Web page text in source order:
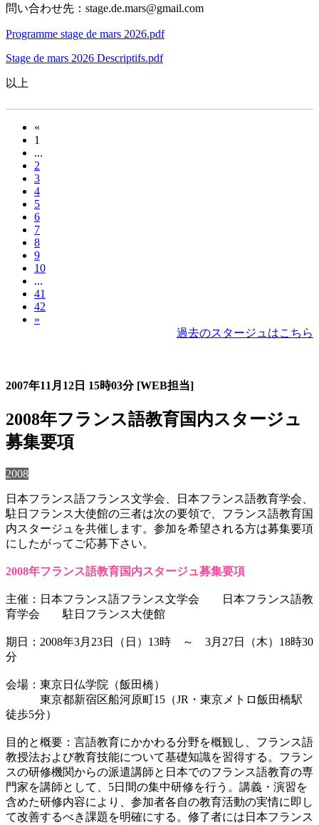
問い合わせ先：stage.de.mars@gmail.com
Programme stage de mars 2026.pdf
Stage de mars 2026 Descriptifs.pdf
以上
«
1
...
2
3
4
5
6
7
8
9
10
...
41
42
»
過去のスタージュはこちら
2007年11月12日 15時03分 [WEB担当]
2008年フランス語教育国内スタージュ
募集要項
2008
日本フランス語フランス文学会、日本フランス語教育学会、
駐日フランス大使館の三者は次の要領で、フランス語教育国
内スタージュを共催します。参加を希望される方は募集要項
にしたがってご応募下さい。
2008年フランス語教育国内スタージュ募集要項
主催：日本フランス語フランス文学会 日本フランス語教
育学会 駐日フランス大使館
期日：2008年3月23日（日）13時 ～ 3月27日（木）18時30
分
会場：東京日仏学院（飯田橋）
東京都新宿区船河原町15（JR・東京メトロ飯田橋駅
徒歩5分）
目的と概要：言語教育にかかわる分野を概観し、フランス語
教授法および教育技能について基礎知識を習得する。フラン
スの研修機関からの派遣講師と日本でのフランス語教育の専
門家を講師として、5日間の集中研修を行う。講義・演習を
含めた研修内容により、参加者各自の教育活動の実情に即し
て改善するべき課題を明確にする。修了者には日本フランス